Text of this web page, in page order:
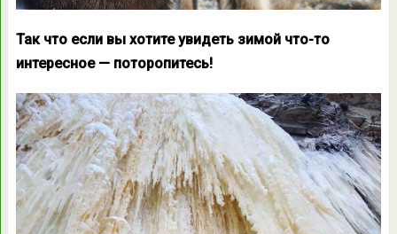
Так что если вы хотите увидеть зимой что-то
интересное — поторопитесь!